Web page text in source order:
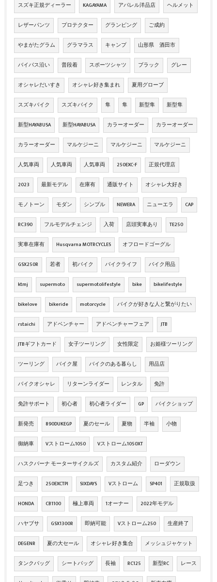
スズキ正規ディーラー KAGAYAMA アパレル洋品店 ヘルメット
レザーパンツ プロテクター グランピング ご成約
やまがたグラム グラマラス キャンプ 山形県 酒田市
バイパス沿い 普段着 スポーツシャツ ブラック グレー
オシャレだいすき オシャレ好き集まれ 夏用グローブ
スズキバイク スズキバイク 隼 隼 新型隼 新型隼
新型HAYABUSA 新型HAYABUSA カラーオーダー カラーオーダー
カラーオーダー マルケジーニ マルケジーニ マルケジーニ
人気車両 人気車両 人気車両 250EXC-F 正規代理店
2023 最新モデル 在庫有 通販サイト オシャレ大好き
モノトーン モダン シンプル NEWERA ニューエラ CAP
RC390 フルモデルチェンジ 入荷 店頭実車あり TE250
実車在庫有 Husqvarna MOTRCYCLES オフロードゴーグル
GSX250R 若者 初バイク バイクライフ バイク用品
ktmj supermoto supermotolifestyle bike bikelifestyle
bikelove bikeride motorcycle バイクが好きな人と繋がりたい
rstaichi アドベンチャー アドベンチャーフェア JTB
JTBギフトカード 女子ツーリング 女性限定 お姫様ツーリング
ツーリング バイク屋 バイクのある暮らし 用品店
バイクオシャレ リターンライダー レンタル 免許
免許サポート 初心者 初心者ライダー GP バイクショップ
新発売 890DUKEGP 夏のセール 夏物 半袖 小物
御納車 Vストローム1050 Vストローム1050XT
ハスクバーナ モーターサイクルズ カスタム紹介 ローダウン
足つき 250EXCTPI SIXDAYS Vストローム SP401 正規取扱
HONDA CB1100 極上車両 1オーナー 2022年モデル
ハヤブサ GSX1300R 即納可能 Vストローム250 生産終了
DEGENR 夏の大セール オシャレ好き集合 メッシュジャケット
タンクバッグ シートバッグ 長袖 RC125 新型RC レース